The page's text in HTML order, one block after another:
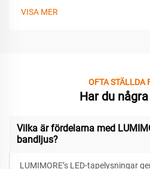
VISA MER
OFTA STÄLLDA
Har du
Vilka är fördelarna med
bandljus?
LUMIMORE’s LED-tapelysningar